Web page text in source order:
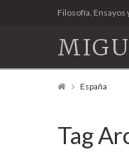
Filosofía, Ensayos
España
Tag